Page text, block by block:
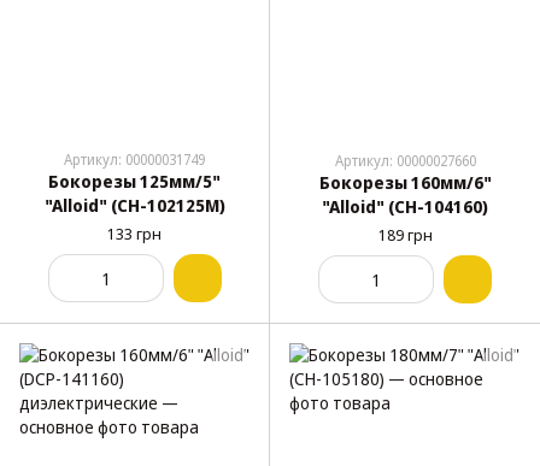
Артикул: 00000031749
Бокорезы 125мм/5"
"Alloid" (CН-102125М)
133 грн
Артикул: 00000027660
Бокорезы 160мм/6"
"Alloid" (CH-104160)
189 грн